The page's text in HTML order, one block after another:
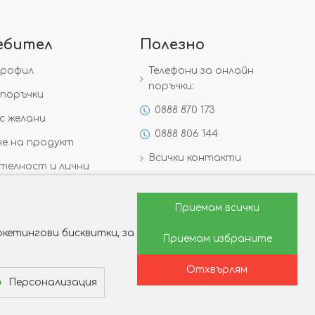
желани
на продукт
и лични
Полезно
Телефони за онлайн
поръчки:
0888 870 173
0888 806 144
Всички контакти
Защо да изберете Victoria
Как да изберем годежен
бисквитки, за
Персонализация
Приемам всички
Приемам избраните
Отхвърлям